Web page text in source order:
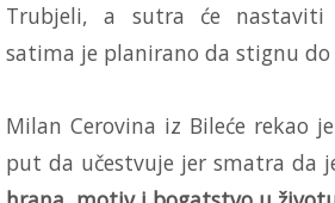
Trubjeli, a sutra će
satima je planirano da stignu
Milan Cerovina iz Bileće rekao
put da učestvuje jer smatra da